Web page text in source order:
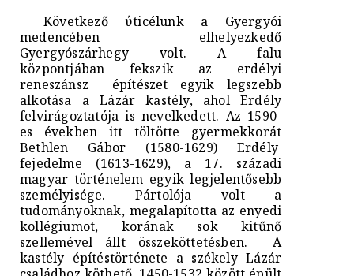
Következő ύticélunk a Gyergyói
medencében elhelyezkedő
Gyergyószárhegy volt. A falu
központjában fekszik az erdélyi
reneszánsz építészet egyik legszebb
alkotása a Lázár kastély, ahol Erdély
felvirágoztatója is nevelkedett. Az 1590-
es években itt töltötte gyermekkorát
Bethlen Gábor (1580-1629) Erdély
fejedelme (1613-1629), a 17. századi
magyar történelem egyik legjelentősebb
személyisége. Pártolója volt a
tudományoknak, megalapította az enyedi
kollégiumot, korának sok kitűnő
szellemével állt összeköttetésben. A
kastély építéstörténete a székely Lázár